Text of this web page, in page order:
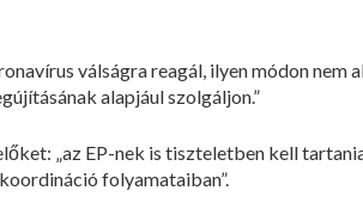
válságra reagál, ilyen módon nem
alapjául szolgáljon.”
„az EP-nek is tiszteletben kell
folyamataiban”.